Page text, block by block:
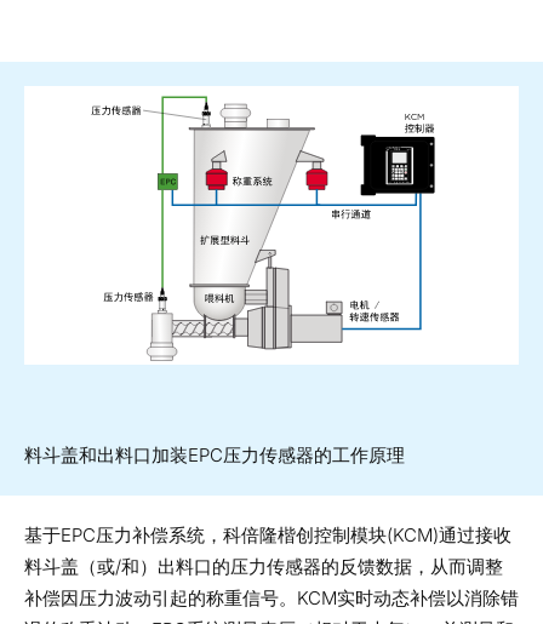
料斗盖和出料口加装EPC压力传感器的工作原理
基于EPC压力补偿系统，科倍隆楷创控制模块(KCM)通过接收
料斗盖（或/和）出料口的压力传感器的反馈数据，从而调整
补偿因压力波动引起的称重信号。KCM实时动态补偿以消除错